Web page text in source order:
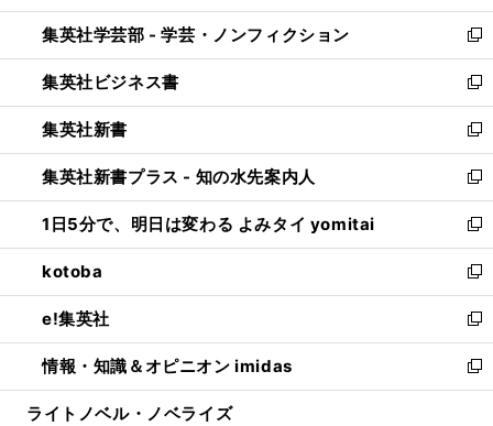
開
く
ウ
で
開
く
ン
ド
ウ
で
開
く
ウ
ィ
ン
ド
ウ
で
開
く
集英社学芸部 - 学芸・ノンフィクション
新
し
い
ウ
ィ
ン
ド
ウ
で
開
く
集英社ビジネス書
新
し
い
ウ
ィ
ン
ド
ウ
で
開
く
集英社新書
新
し
い
ウ
ィ
ン
ド
ウ
で
開
く
集英社新書プラス - 知の水先案内人
新
し
い
ウ
ィ
ン
ド
ウ
で
開
1日5分で、明日は変わる よみタイ yomitai
新
し
い
ウ
ィ
ン
ド
ウ
kotoba
新
し
い
ウ
ィ
ン
e!集英社
新
し
い
ウ
情報・知識＆オピニオン imidas
新
し
ライトノベル・ノベライズ